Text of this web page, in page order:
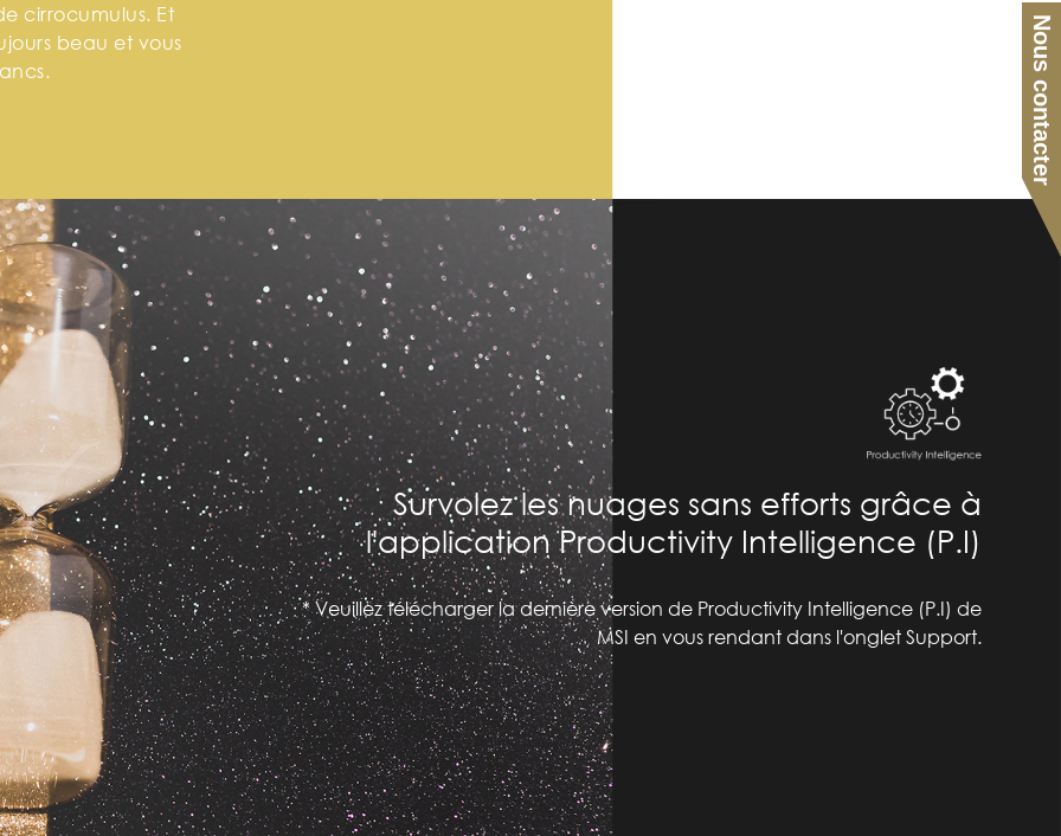
cirrocumulus. Et
beau et vous
Survolez les nuages sans efforts grâce à
l'application Productivity Intelligence (P.I)
* Veuillez télécharger la dernière version de Productivity Intelligence (P.I) de
MSI en vous rendant dans l'onglet Support.
Nous contacter